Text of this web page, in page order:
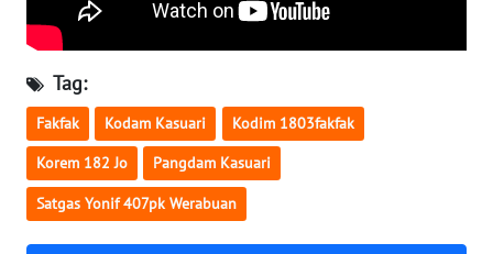
Tag:
Fakfak Kodam Kasuari Kodim 1803fakfak
Korem 182 Jo Pangdam Kasuari
Satgas Yonif 407pk Werabuan
WN
BALI
WN
KALBAR
WN